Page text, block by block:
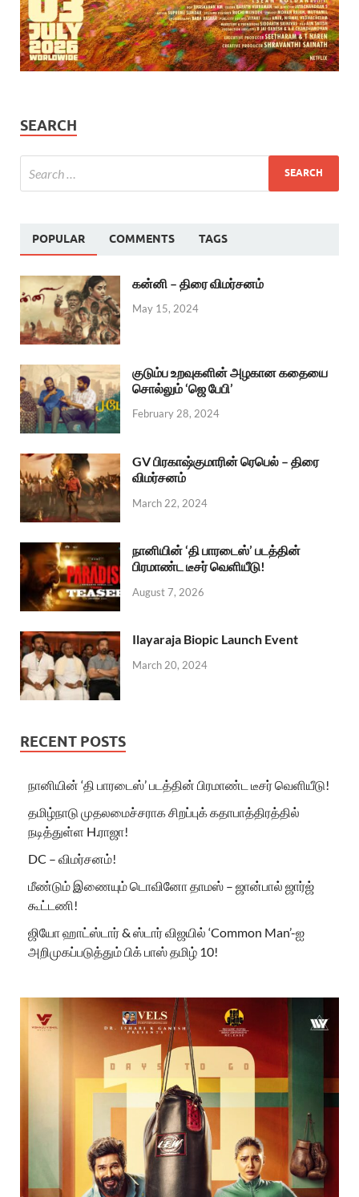
SEARCH
POPULAR COMMENTS TAGS
கன்னி – திரை விமர்சனம்
May 15, 2024
குடும்ப உறவுகளின் அழகான கதையை
சொல்லும் ‘ஜெ பேபி’
February 28, 2024
GV பிரகாஷ்குமாரின் ரெபெல் – திரை
விமர்சனம்
March 22, 2024
நானியின் ‘தி பாரடைஸ்’ படத்தின்
பிரமாண்ட டீசர் வெளியீடு!
August 7, 2026
Ilayaraja Biopic Launch Event
March 20, 2024
RECENT POSTS
நானியின் ‘தி பாரடைஸ்’ படத்தின் பிரமாண்ட டீசர் வெளியீடு!
தமிழ்நாடு முதலமைச்சராக சிறப்புக் கதாபாத்திரத்தில்
நடித்துள்ள H.ராஜா!
DC – விமர்சனம்!
மீண்டும் இணையும் டொவினோ தாமஸ் – ஜான்பால் ஜார்ஜ்
கூட்டணி!
ஜியோ ஹாட்ஸ்டார் & ஸ்டார் விஜயில் ‘Common Man’-ஐ
அறிமுகப்படுத்தும் பிக் பாஸ் தமிழ் 10!